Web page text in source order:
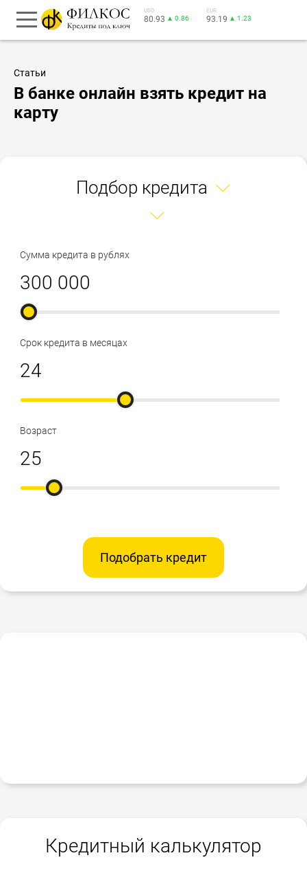
USD
80.93 ▲ 0.86
EUR
93.19 ▲ 1.23
Статьи
В банке онлайн взять кредит на
карту
Подбор кредита
Сумма кредита в рублях
Срок кредита в месяцах
Возраст
Подобрать кредит
Кредитный калькулятор